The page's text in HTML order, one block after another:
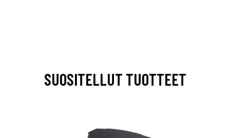
SUOSITELLUT TUOTTEET